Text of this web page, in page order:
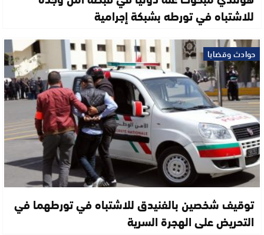
للاشتباه في تورطه بشبكة إجرامية
حوادث وقضايا
توقيف شخصين بالفنيدق للاشتباه في تورطهما في
التحريض على الهجرة السرية